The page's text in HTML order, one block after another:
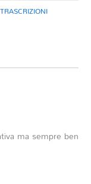
TRASCRIZIONI
ma sempre ben